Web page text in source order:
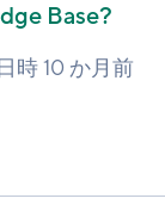
Base?
時10 か月前